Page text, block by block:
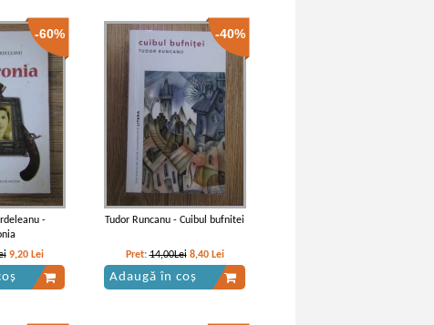
-60%
-
9,20 Lei
-40%
Tudor Runcanu - Cuibul bufnitei
Pret:14,00Lei 8,40 Lei
Adaugă în coș